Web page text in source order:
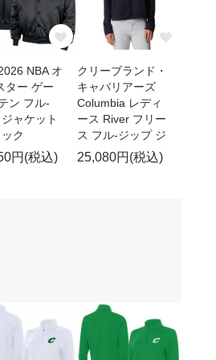
NBA オ
ター ゲー
ン フル-
ャケット
ク
円(税込)
クリーブランド・
キャバリアーズ
Columbia レディ
ース River フリー
ス フル-ジップ ジ
25,080円(税込)